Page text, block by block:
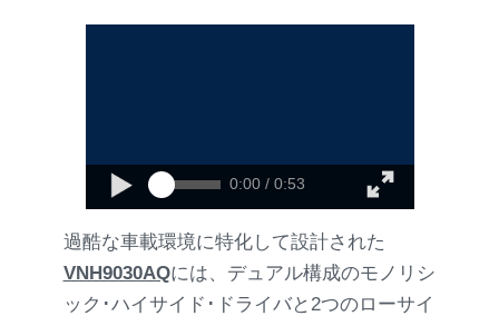
0:00 / 0:53
過酷な車載環境に特化して設計された
VNH9030AQには、デュアル構成のモノリシ
ック･ハイサイド･ドライバと2つのローサイ